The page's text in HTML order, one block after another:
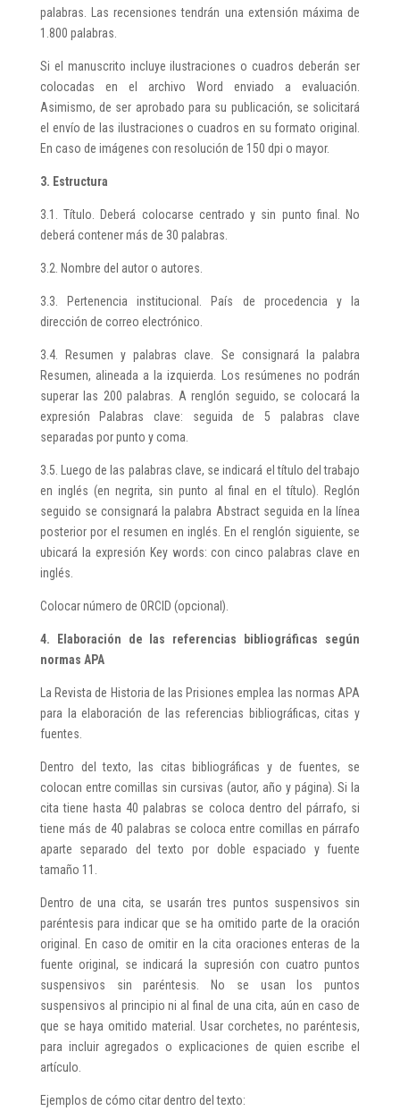
palabras. Las recensiones tendrán una extensión máxima de
1.800 palabras.
Si el manuscrito incluye ilustraciones o cuadros deberán ser
colocadas en el archivo Word enviado a evaluación.
Asimismo, de ser aprobado para su publicación, se solicitará
el envío de las ilustraciones o cuadros en su formato original.
En caso de imágenes con resolución de 150 dpi o mayor.
3. Estructura
3.1. Título. Deberá colocarse centrado y sin punto final. No
deberá contener más de 30 palabras.
3.2. Nombre del autor o autores.
3.3. Pertenencia institucional. País de procedencia y la
dirección de correo electrónico.
3.4. Resumen y palabras clave. Se consignará la palabra
Resumen, alineada a la izquierda. Los resúmenes no podrán
superar las 200 palabras. A renglón seguido, se colocará la
expresión Palabras clave: seguida de 5 palabras clave
separadas por punto y coma.
3.5. Luego de las palabras clave, se indicará el título del trabajo
en inglés (en negrita, sin punto al final en el título). Reglón
seguido se consignará la palabra Abstract seguida en la línea
posterior por el resumen en inglés. En el renglón siguiente, se
ubicará la expresión Key words: con cinco palabras clave en
inglés.
Colocar número de ORCID (opcional).
4. Elaboración de las referencias bibliográficas según
normas APA
La Revista de Historia de las Prisiones emplea las normas APA
para la elaboración de las referencias bibliográficas, citas y
fuentes.
Dentro del texto, las citas bibliográficas y de fuentes, se
colocan entre comillas sin cursivas (autor, año y página). Si la
cita tiene hasta 40 palabras se coloca dentro del párrafo, si
tiene más de 40 palabras se coloca entre comillas en párrafo
aparte separado del texto por doble espaciado y fuente
tamaño 11.
Dentro de una cita, se usarán tres puntos suspensivos sin
paréntesis para indicar que se ha omitido parte de la oración
original. En caso de omitir en la cita oraciones enteras de la
fuente original, se indicará la supresión con cuatro puntos
suspensivos sin paréntesis. No se usan los puntos
suspensivos al principio ni al final de una cita, aún en caso de
que se haya omitido material. Usar corchetes, no paréntesis,
para incluir agregados o explicaciones de quien escribe el
artículo.
Ejemplos de cómo citar dentro del texto: